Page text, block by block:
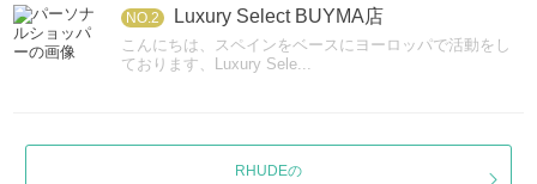
NO.2 Luxury Select BUYMA店
こんにちは、スペインをベースにヨーロッパで活動をし
ております、Luxury Sele...
RHUDEの